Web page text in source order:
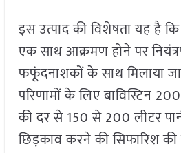
इस उत्पाद की विशेषता यह है
एक साथ आक्रमण होने पर
फफूंदनाशकों के साथ मिलाया
परिणामों के लिए बाविस्टिन
की दर से 150 से 200 लीटर
छिड़काव करने की सिफारिश की